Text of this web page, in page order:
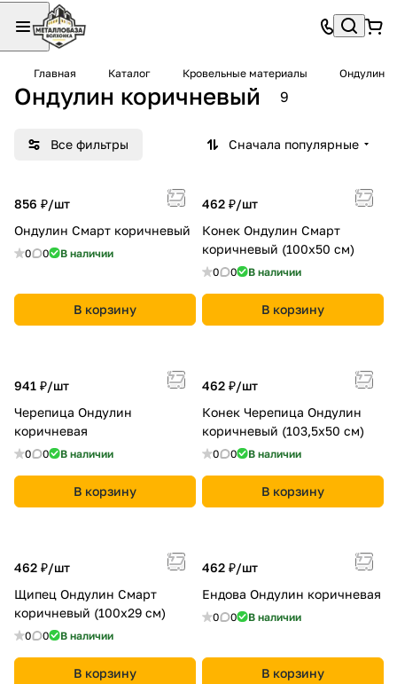
Главная Каталог Кровельные материалы Ондулин
Ондулин коричневый 9
Все фильтры Сначала популярные
856 ₽/шт
Ондулин Смарт коричневый
0 0 В наличии
В корзину
462 ₽/шт
Конек Ондулин Смарт
коричневый (100х50 см)
0 0 В наличии
В корзину
941 ₽/шт
Черепица Ондулин
коричневая
0 0 В наличии
В корзину
462 ₽/шт
Конек Черепица Ондулин
коричневый (103,5х50 см)
0 0 В наличии
В корзину
462 ₽/шт
Щипец Ондулин Смарт
коричневый (100х29 см)
0 0 В наличии
В корзину
462 ₽/шт
Ендова Ондулин коричневая
0 0 В наличии
В корзину